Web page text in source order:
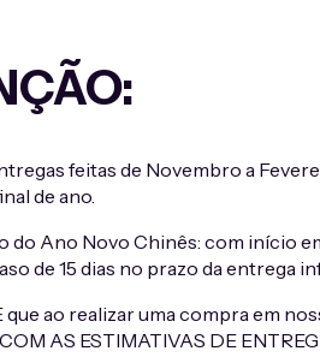
feitas de Novembro a
de ano.
do Ano Novo Chinês: com início
de 15 dias no prazo da entrega
que ao realizar uma compra em
AS ESTIMATIVAS DE